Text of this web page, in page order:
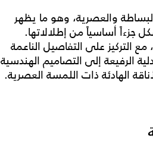
والعصرية، وهو ما يظهر
جزءاً أساسياً من إطلالاتها.
التركيز على التفاصيل الناعمة
الرفيعة إلى التصاميم الهندسية
الهادئة ذات اللمسة العصرية.